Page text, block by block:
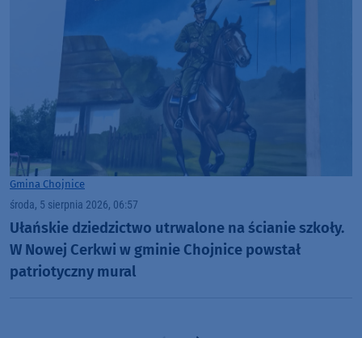
Gmina Chojnice
środa, 5 sierpnia 2026, 06:57
Ułańskie dziedzictwo utrwalone na ścianie szkoły.
W Nowej Cerkwi w gminie Chojnice powstał
patriotyczny mural